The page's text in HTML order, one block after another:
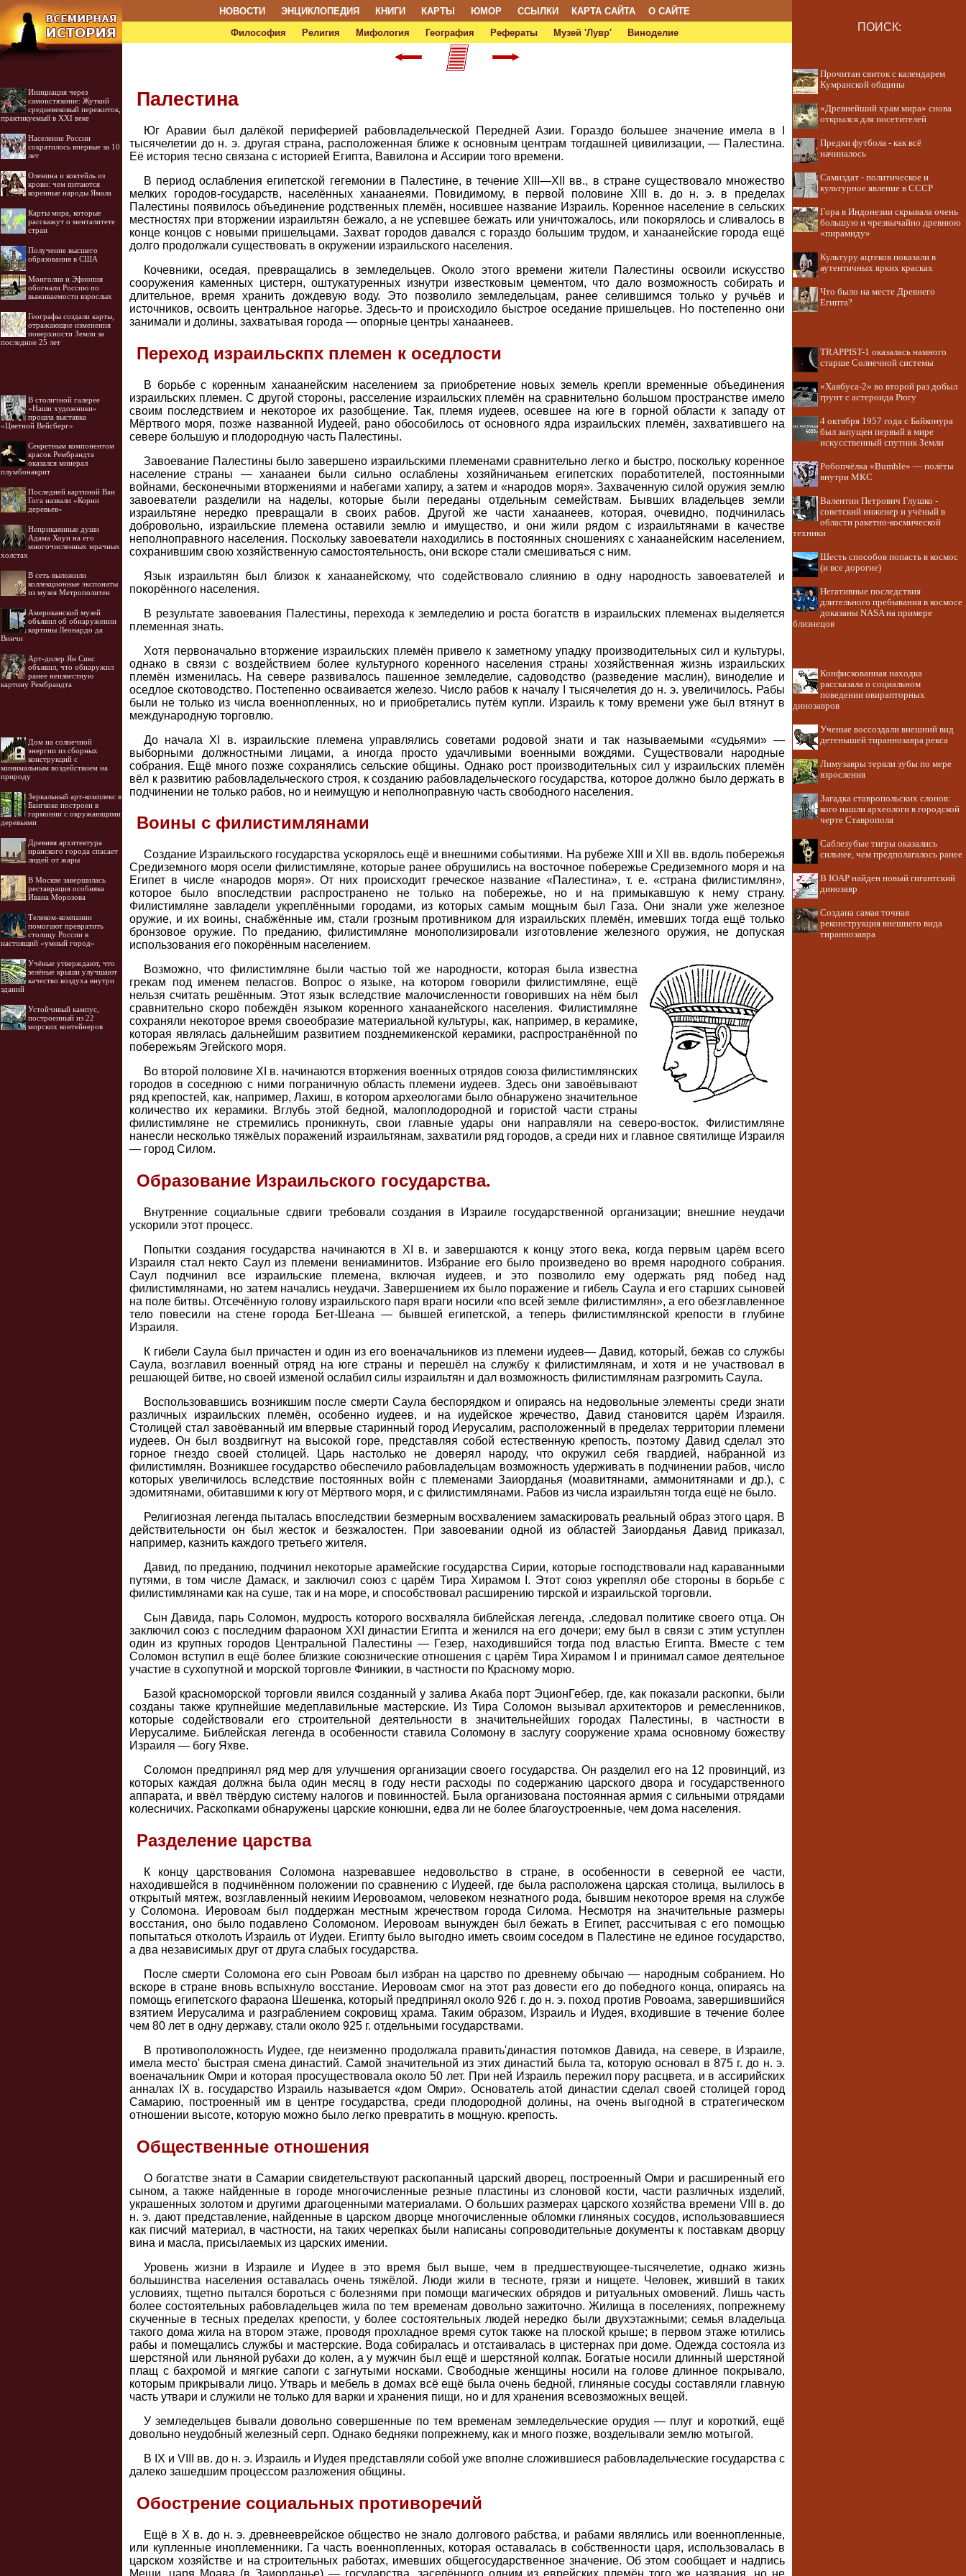
НОВОСТИ ЭНЦИКЛОПЕДИЯ КНИГИ КАРТЫ ЮМОР ССЫЛКИ КАРТА САЙТА
О САЙТЕ
Философия
Религия Мифология География Рефераты Музей 'Лувр' Виноделие ПОИСК:
Инициация через
самоистязание: Жуткий
средневековый пережиток,
практикуемый в XXI веке
Население России
сократилось впервые за 10
лет
Оленина и коктейль из
крови: чем питаются
коренные народы Ямала
Карты мира, которые
расскажут о менталитете
стран
Получение высшего
образования в США
Монголия и Эфиопия
обогнали Россию по
выживаемости взрослых
Географы создали карты,
отражающие изменения
поверхности Земли за
последние 25 лет
В столичной галерее
«Наши художники»
прошла выставка
«Цветной Вейсберг»
Секретным компонентом
красок Рембрандта
оказался минерал
плумбонакрит
Последней картиной Ван
Гога назвали «Корни
деревьев»
Неприкаянные души
Адама Хоуи на его
многочисленных мрачных
холстах
В сеть выложили
коллекционные экспонаты
из музея Метрополитен
Американский музей
объявил об обнаружении
картины Леонардо да
Винчи
Арт-дилер Ян Сикс
объявил, что обнаружил
ранее неизвестную
картину Рембрандта
Дом на солнечной
энергии из сборных
конструкций с
минимальным воздействием на
природу
Зеркальный арт-комплекс в
Бангкоке построен в
гармонии с окружающими
деревьями
Древняя архитектура
иранского города спасает
людей от жары
В Москве завершилась
реставрация особняка
Ивана Морозова
Телеком-компании
помогают превратить
столицу России в
настоящий «умный город»
Учёные утверждают, что
зелёные крыши улучшают
качество воздуха внутри
зданий
Устойчивый кампус,
построенный из 22
морских контейнеров
Палестина
Юг Аравии был далёкой периферией рабовладельческой Передней Азии. Гораздо большее значение имела в I
тысячелетии до н. э. другая страна, расположенная ближе к основным центрам тогдашней цивилизации, — Палестина.
Её история тесно связана с историей Египта, Вавилона и Ассирии того времени.
В период ослабления египетской гегемонии в Палестине, в течение XIII—XII вв., в стране существовало множество
мелких городов-государств, населённых ханаанеями. Повидимому, в первой половине XIII в. до н. э. в пределах
Палестины появилось объединение родственных племён, носившее название Израиль. Коренное население в сельских
местностях при вторжении израильтян бежало, а не успевшее бежать или уничтожалось, или покорялось и сливалось в
конце концов с новыми пришельцами. Захват городов давался с гораздо большим трудом, и ханаанейские города ещё
долго продолжали существовать в окружении израильского населения.
Кочевники, оседая, превращались в земледельцев. Около этого времени жители Палестины освоили искусство
сооружения каменных цистерн, оштукатуренных изнутри известковым цементом, что дало возможность собирать и
длительное, время хранить дождевую воду. Это позволило земледельцам, ранее селившимся только у ручьёв и
источников, освоить центральное нагорье. Здесь-то и происходило быстрое оседание пришельцев. Но постепенно они
занимали и долины, захватывая города — опорные центры ханаанеев.
Переход израильскпх племен к оседлости
В борьбе с коренным ханаанейским населением за приобретение новых земель крепли временные объединения
израильских племен. С другой стороны, расселение израильских племён на сравнительно большом пространстве имело
своим последствием и некоторое их разобщение. Так, племя иудеев, осевшее на юге в горной области к западу от
Мёртвого моря, позже названной Иудеей, рано обособилось от основного ядра израильских племён, захватившего на
севере большую и плодородную часть Палестины.
Завоевание Палестины было завершено израильскими племенами сравнительно легко и быстро, поскольку коренное
население страны — ханаанеи были сильно ослаблены хозяйничаньем египетских поработителей, постоянными
войнами, бесконечными вторжениями и набегами хапиру, а затем и «народов моря». Захваченную силой оружия землю
завоеватели разделили на наделы, которые были переданы отдельным семействам. Бывших владельцев земли
израильтяне нередко превращали в своих рабов. Другой же части ханаанеев, которая, очевидно, подчинилась
добровольно, израильские племена оставили землю и имущество, и они жили рядом с израильтянами в качестве
неполноправного населения. Поскольку завоеватели находились в постоянных сношениях с ханаанейским населением,
сохранившим свою хозяйственную самостоятельность, они вскоре стали смешиваться с ним.
Язык израильтян был близок к ханаанейскому, что содействовало слиянию в одну народность завоевателей и
покорённого населения.
В результате завоевания Палестины, перехода к земледелию и роста богатств в израильских племенах выделяется
племенная знать.
Хотя первоначально вторжение израильских племён привело к заметному упадку производительных сил и культуры,
однако в связи с воздействием более культурного коренного населения страны хозяйственная жизнь израильских
племён изменилась. На севере развивалось пашенное земледелие, садоводство (разведение маслин), виноделие и
оседлое скотоводство. Постепенно осваивается железо. Число рабов к началу I тысячелетия до н. э. увеличилось. Рабы
были не только из числа военнопленных, но и приобретались путём купли. Израиль к тому времени уже был втянут в
международную торговлю.
До начала XI в. израильские племена управлялись советами родовой знати и так называемыми «судьями» —
выборными должностными лицами, а иногда просто удачливыми военными вождями. Существовали народные
собрания. Ещё много позже сохранялись сельские общины. Однако рост производительных сил у израильских племён
вёл к развитию рабовладельческого строя, к созданию рабовладельческого государства, которое должно было держать в
подчинении не только рабов, но и неимущую и неполноправную часть свободного населения.
Воины с филистимлянами
Создание Израильского государства ускорялось ещё и внешними событиями. На рубеже XIII и XII вв. вдоль побережья
Средиземного моря осели филистимляне, которые ранее обрушились на восточное побережье Средиземного моря и на
Египет в числе «народов моря». От них происходит греческое название «Палестина», т. е. «страна филистимлян»,
которое было впоследствии распространено не только на побережье, но и на примыкавшую к нему страну.
Филистимляне завладели укреплёнными городами, из которых самым мощным был Газа. Они знали уже железное
оружие, и их воины, снабжённые им, стали грозным противником для израильских племён, имевших тогда ещё только
бронзовое оружие. По преданию, филистимляне монополизировали изготовление железного оружия, не допуская
использования его покорённым населением.
Возможно, что филистимляне были частью той же народности, которая была известна
грекам под именем пеласгов. Вопрос о языке, на котором говорили филистимляне, ещё
нельзя считать решённым. Этот язык вследствие малочисленности говоривших на нём был
сравнительно скоро побеждён языком коренного ханаанейского населения. Филистимляне
сохраняли некоторое время своеобразие материальной культуры, как, например, в керамике,
которая являлась дальнейшим развитием позднемикенской керамики, распространённой по
побережьям Эгейского моря.
Во второй половине XI в. начинаются вторжения военных отрядов союза филистимлянских
городов в соседнюю с ними пограничную область племени иудеев. Здесь они завоёвывают
ряд крепостей, как, например, Лахиш, в котором археологами было обнаружено значительное
количество их керамики. Вглубь этой бедной, малоплодородной и гористой части страны
филистимляне не стремились проникнуть, свои главные удары они направляли на северо-восток. Филистимляне
нанесли несколько тяжёлых поражений израильтянам, захватили ряд городов, а среди них и главное святилище Израиля
— город Силом.
Образование Израильского государства.
Внутренние социальные сдвиги требовали создания в Израиле государственной организации; внешние неудачи
ускорили этот процесс.
Попытки создания государства начинаются в XI в. и завершаются к концу этого века, когда первым царём всего
Израиля стал некто Саул из племени вениаминитов. Избрание его было произведено во время народного собрания.
Саул подчинил все израильские племена, включая иудеев, и это позволило ему одержать ряд побед над
филистимлянами, но затем начались неудачи. Завершением их было поражение и гибель Саула и его старших сыновей
на поле битвы. Отсечённую голову израильского паря враги носили «по всей земле филистимлян», а его обезглавленное
тело повесили на стене города Бет-Шеана — бывшей египетской, а теперь филистимлянской крепости в глубине
Израиля.
К гибели Саула был причастен и один из его военачальников из племени иудеев— Давид, который, бежав со службы
Саула, возглавил военный отряд на юге страны и перешёл на службу к филистимлянам, и хотя и не участвовал в
решающей битве, но своей изменой ослабил силы израильтян и дал возможность филистимлянам разгромить Саула.
Воспользовавшись возникшим после смерти Саула беспорядком и опираясь на недовольные элементы среди знати
различных израильских племён, особенно иудеев, и на иудейское жречество, Давид становится царём Израиля.
Столицей стал завоёванный им впервые старинный город Иерусалим, расположенный в пределах территории племени
иудеев. Он был воздвигнут на высокой горе, представляя собой естественную крепость, поэтому Давид сделал это
горное гнездо своей столицей. Царь настолько не доверял народу, что окружил себя гвардией, набранной из
филистимлян. Возникшее государство обеспечило рабовладельцам возможность удерживать в подчинении рабов, число
которых увеличилось вследствие постоянных войн с племенами Заиорданья (моавитянами, аммонитянами и др.), с
эдомитянами, обитавшими к югу от Мёртвого моря, и с филистимлянами. Рабов из числа израильтян тогда ещё не было.
Религиозная легенда пыталась впоследствии безмерным восхвалением замаскировать реальный образ этого царя. В
действительности он был жесток и безжалостен. При завоевании одной из областей Заиорданья Давид приказал,
например, казнить каждого третьего жителя.
Давид, по преданию, подчинил некоторые арамейские государства Сирии, которые господствовали над караванными
путями, в том числе Дамаск, и заключил союз с царём Тира Хирамом I. Этот союз укреплял обе стороны в борьбе с
филистимлянами как на суше, так и на море, и способствовал расширению тирской и израильской торговли.
Сын Давида, парь Соломон, мудрость которого восхваляла библейская легенда, .следовал политике своего отца. Он
заключил союз с последним фараоном XXI династии Египта и женился на его дочери; ему был в связи с этим уступлен
один из крупных городов Центральной Палестины — Гезер, находившийся тогда под властью Египта. Вместе с тем
Соломон вступил в ещё более близкие союзнические отношения с царём Тира Хирамом I и принимал самое деятельное
участие в сухопутной и морской торговле Финикии, в частности по Красному морю.
Базой красноморской торговли явился созданный у залива Акаба порт ЭционГебер, где, как показали раскопки, были
созданы также крупнейшие медеплавильные мастерские. Из Тира Соломон вызывал архитекторов и ремесленников,
которые содействовали его строительной деятельности в значительнейших городах Палестины, в частности в
Иерусалиме. Библейская легенда в особенности ставила Соломону в заслугу сооружение храма основному божеству
Израиля — богу Яхве.
Соломон предпринял ряд мер для улучшения организации своего государства. Он разделил его на 12 провинций, из
которых каждая должна была один месяц в году нести расходы по содержанию царского двора и государственного
аппарата, и ввёл твёрдую систему налогов и повинностей. Была организована постоянная армия с сильными отрядами
колесничих. Раскопками обнаружены царские конюшни, едва ли не более благоустроенные, чем дома населения.
Разделение царства
К концу царствования Соломона назревавшее недовольство в стране, в особенности в северной ее части,
находившейся в подчинённом положении по сравнению с Иудеей, где была расположена царская столица, вылилось в
открытый мятеж, возглавленный некиим Иеровоамом, человеком незнатного рода, бывшим некоторое время на службе
у Соломона. Иеровоам был поддержан местным жречеством города Силома. Несмотря на значительные размеры
восстания, оно было подавлено Соломоном. Иеровоам вынужден был бежать в Египет, рассчитывая с его помощью
попытаться отколоть Израиль от Иудеи. Египту было выгодно иметь своим соседом в Палестине не единое государство,
а два независимых друг от друга слабых государства.
После смерти Соломона его сын Ровоам был избран на царство по древнему обычаю — народным собранием. Но
вскоре в стране вновь вспыхнуло восстание. Иеровоам смог на этот раз довести его до победного конца, опираясь на
помощь египетского фараона Шешенка, который предпринял около 926 г. до н. э. поход против Ровоама, завершившийся
взятием Иерусалима и разграблением сокровищ храма. Таким образом, Израиль и Иудея, входившие в течение более
чем 80 лет в одну державу, стали около 925 г. отдельными государствами.
В противоположность Иудее, где неизменно продолжала править'династия потомков Давида, на севере, в Израиле,
имела место' быстрая смена династий. Самой значительной из этих династий была та, которую основал в 875 г. до н. э.
военачальник Омри и которая просуществовала около 50 лет. При ней Израиль пережил пору расцвета, и в ассирийских
анналах IX в. государство Израиль называется «дом Омри». Основатель атой династии сделал своей столицей город
Самарию, построенный им в центре государства, среди плодородной долины, на очень выгодной в стратегическом
отношении высоте, которую можно было легко превратить в мощную. крепость.
Общественные отношения
О богатстве знати в Самарии свидетельствуют раскопанный царский дворец, построенный Омри и расширенный его
сыном, а также найденные в городе многочисленные резные пластины из слоновой кости, части различных изделий,
украшенных золотом и другими драгоценными материалами. О больших размерах царского хозяйства времени VIII в. до
н. э. дают представление, найденные в царском дворце многочисленные обломки глиняных сосудов, использовавшиеся
как писчий материал, в частности, на таких черепках были написаны сопроводительные документы к поставкам дворцу
вина и масла, присылаемых из царских имении.
Уровень жизни в Израиле и Иудее в это время был выше, чем в предшествующее-тысячелетие, однако жизнь
большинства населения оставалась очень тяжёлой. Люди жили в тесноте, грязи и нищете. Человек, живший в таких
условиях, тщетно пытался бороться с болезнями при помощи магических обрядов и ритуальных омовений. Лишь часть
более состоятельных рабовладельцев жила по тем временам довольно зажиточно. Жилища в поселениях, попрежнему
скученные в тесных пределах крепости, у более состоятельных людей нередко были двухэтажными; семья владельца
такого дома жила на втором этаже, проводя прохладное время суток также на плоской крыше; в первом этаже ютились
рабы и помещались службы и мастерские. Вода собиралась и отстаивалась в цистернах при доме. Одежда состояла из
шерстяной или льняной рубахи до колен, а у мужчин был ещё и шерстяной колпак. Богатые носили длинный шерстяной
плащ с бахромой и мягкие сапоги с загнутыми носками. Свободные женщины носили на голове длинное покрывало,
которым прикрывали лицо. Утварь и мебель в домах всё ещё была очень бедной, глиняные сосуды составляли главную
часть утвари и служили не только для варки и хранения пищи, но и для хранения всевозможных вещей.
У земледельцев бывали довольно совершенные по тем временам земледельческие орудия — плуг и короткий, ещё
довольно неудобный железный серп. Однако бедняки попрежнему, как и много позже, возделывали землю мотыгой.
В IX и VIII вв. до н. э. Израиль и Иудея представляли собой уже вполне сложившиеся рабовладельческие государства с
далеко зашедшим процессом разложения общины.
Обострение социальных противоречий
Ещё в Х в. до н. э. древнееврейское общество не знало долгового рабства, и рабами являлись или военнопленные,
или купленные иноплеменники. Га часть военнопленных, которая оставалась в собственности царя, использовалась в
царском хозяйстве и на строительных работах, имевших общегосударственное значение. Об этом сообщает и надпись
Меши, царя Моава (в Заиорданье) — государства, заселённого одним из еврейских племён того же названия, но не
Прочитан свиток с календарем
Кумранской общины
«Древнейший храм мира» снова
открылся для посетителей
Предки футбола - как всё
начиналось
Самиздат - политическое и
культурное явление в СССР
Гора в Индонезии скрывала очень
большую и чрезвычайно древнюю
«пирамиду»
Культуру ацтеков показали в
аутентичных ярких красках
Что было на месте Древнего
Египта?
TRAPPIST-1 оказалась намного
старше Солнечной системы
«Хаябуса-2» во второй раз добыл
грунт с астероида Рюгу
4 октября 1957 года с Байконура
был запущен первый в мире
искусственный спутник Земли
Робопчёлка «Bumble» — полёты
внутри МКС
Валентин Петрович Глушко -
советский инженер и учёный в
области ракетно-космической
техники
Шесть способов попасть в космос
(и все дорогие)
Негативные последствия
длительного пребывания в космосе
доказаны NASA на примере
близнецов
Конфискованная находка
рассказала о социальном
поведении овирапторных
динозавров
Ученые воссоздали внешний вид
детенышей тираннозавра рекса
Лимузавры теряли зубы по мере
взросления
Загадка ставропольских слонов:
кого нашли археологи в городской
черте Ставрополя
Саблезубые тигры оказались
сильнее, чем предполагалось ранее
В ЮАР найден новый гигантский
динозавр
Создана самая точная
реконструкция внешнего вида
тираннозавра